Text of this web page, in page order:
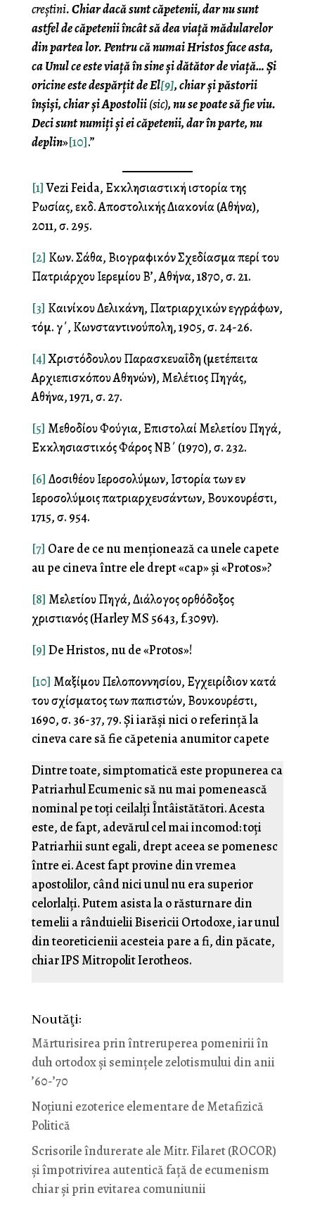
creștini.Chiar dacă sunt căpetenii, dar nu sunt
astfel de căpetenii încât să dea viață mădularelor
din partea lor. Pentru că numai Hristos face asta,
ca Unul ce este viață în sine și dătător de viață… Și
oricine este despărțit de El[9], chiar și păstorii
înșiși, chiar și Apostolii(sic), nu se poate să fie viu.
Deci sunt numiți și ei căpetenii, dar în parte, nu
deplin»[10].”
[1]Vezi Feida, Εκκλησιαστική ιστορία της
Ρωσίας, εκδ. Αποστολικής Διακονία (Αθήνα),
2011, σ. 295.
[2] Κων. Σάθα, Βιογραφικόν Σχεδίασμα περί του
Πατριάρχου Ιερεμίου Β’, Αθήνα, 1870, σ. 21.
[3] Καλλινίκου Δελικάνη, Πατριαρχικών εγγράφων,
τόμ. γ΄, Κωνσταντινούπολη, 1905, σ. 24-26.
[4]Χριστόδουλου Παρασκευαΐδη (μετέπειτα
Αρχιεπισκόπου Αθηνών), Μελέτιος Πηγάς,
Αθήνα, 1971, σ. 27.
[5] Μεθοδίου Φούγια, Επιστολαί Μελετίου Πηγά,
Εκκλησιαστικός Φάρος ΝΒ΄ (1970), σ. 232.
[6] Δοσιθέου Ιεροσολύμων, Ιστορία των εν
Ιεροσολύμοις πατριαρχευσάντων, Βουκουρέστι,
1715, σ. 954.
[7] Oare de ce nu menționează ca unele capete
au pe cineva între ele drept «cap» și «Protos»?
[8] Μελετίου Πηγά, Διάλογος ορθόδοξος
χριστιανός (Harley MS 5643, f.309v).
[9] De Hristos, nu de «Protos»!
[10] Μαξίμου Πελοποννησίου, Εγχειρίδιον κατά
του σχίσματος των παπιστών, Βουκουρέστι,
1690, σ. 36-37, 79. Și iarăși nici o referință la
cineva care să fie căpetenia anumitor capete
Dintre toate, simptomatică este propunerea ca
Patriarhul Ecumenic să nu mai pomenească
nominal pe toți ceilalți Întâistătători. Acesta
este, de fapt, adevărul cel mai incomod: toți
Patriarhii sunt egali, drept aceea se pomenesc
între ei. Acest fapt provine din vremea
apostolilor, când nici unul nu era superior
celorlalți. Putem asista la o răsturnare din
temelii a rânduielii Bisericii Ortodoxe, iar unul
din teoreticienii acesteia pare a fi, din păcate,
chiar IPS Mitropolit Ierotheos.
Noutăţi:
Mărturisirea prin întreruperea pomenirii în
duh ortodox și semințele zelotismului din anii
’60-’70
Noţiuni ezoterice elementare de Metafizică
Politică
Scrisorile îndurerate ale Mitr. Filaret (ROCOR)
și împotrivirea autentică față de ecumenism
chiar și prin evitarea comuniunii